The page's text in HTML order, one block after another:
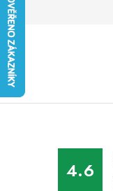
4.6